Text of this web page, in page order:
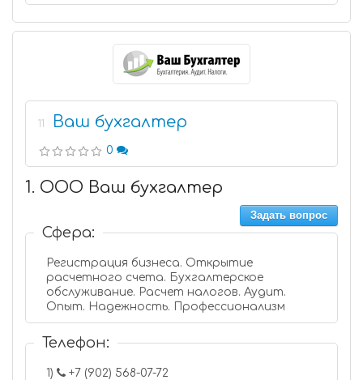
11 Ваш бухгалтер
0
1. ООО Ваш бухгалтер
Задать вопрос
Сфера:
Регистрация бизнеса. Открытие
расчетного счета. Бухгалтерское
обслуживание. Расчет налогов. Аудит.
Опыт. Надежность. Профессионализм
Телефон:
1)
+7 (902) 568-07-72